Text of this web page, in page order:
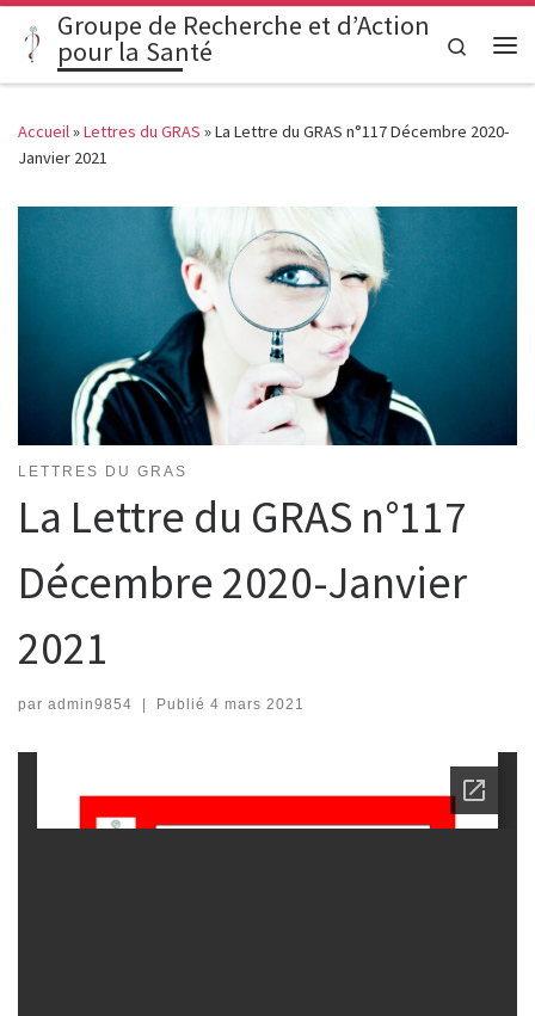
Passer au contenu
Groupe de Recherche et d’Action
pour la Santé
Search
Accueil»Lettres du GRAS »La Lettre du GRAS n°117 Décembre 2020-
Janvier 2021
LETTRES DU GRAS
La Lettre du GRAS n°117
Décembre 2020-Janvier
2021
par admin9854 Publié 4 mars 2021